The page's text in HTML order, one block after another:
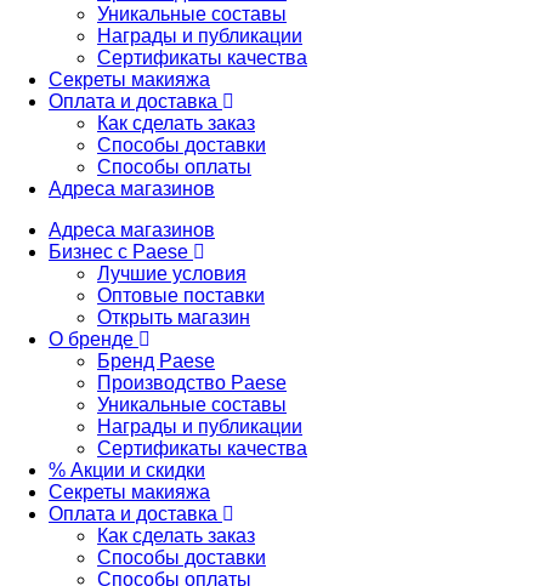
Уникальные составы
Награды и публикации
Сертификаты качества
Секреты макияжа
Оплата и доставка
Как сделать заказ
Способы доставки
Способы оплаты
Адреса магазинов
Адреса магазинов
Бизнес с Paese
Лучшие условия
Оптовые поставки
Открыть магазин
О бренде
Бренд Paese
Производство Paese
Уникальные составы
Награды и публикации
Сертификаты качества
% Акции и скидки
Секреты макияжа
Оплата и доставка
Как сделать заказ
Способы доставки
Способы оплаты